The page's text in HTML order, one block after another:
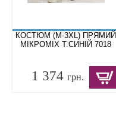
КОСТЮМ (M-3XL) ПРЯМИЙ
МІКРОМІХ Т.СИНІЙ 7018
1 374 грн.